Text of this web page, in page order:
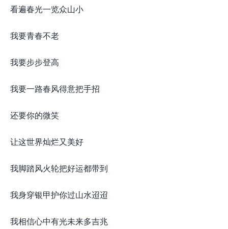
看遍春光一览众山小
我要青春不老
我要步步登高
我要一路春风得意把手招
还要你的微笑
让这世界灿烂又美好
我脚踏风火轮把好运都带到
我身穿银甲护你过山水迢迢
我相信心中有光未来多吉兆